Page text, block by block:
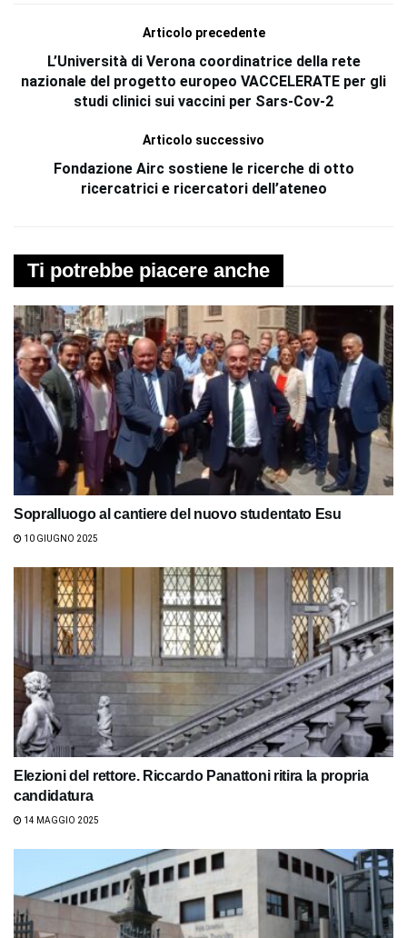
Articolo precedente
L’Università di Verona coordinatrice della rete
nazionale del progetto europeo VACCELERATE per gli
studi clinici sui vaccini per Sars-Cov-2
Articolo successivo
Fondazione Airc sostiene le ricerche di otto
ricercatrici e ricercatori dell’ateneo
Ti potrebbe piacere anche
Sopralluogo al cantiere del nuovo studentato Esu
10 GIUGNO 2025
Elezioni del rettore. Riccardo Panattoni ritira la propria
candidatura
14 MAGGIO 2025